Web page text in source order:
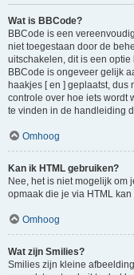
Wat is BBCode?
BBCode is een
niet toegestaan door de
uitschakelen, dit is een
BBCode is ongeveer gelijk
haakjes [ en ] geplaatst, dus
controle over hoe iets wordt
te vinden in de handleiding
Omhoog
Kan ik HTML gebruiken?
Nee, het is niet mogelijk om
opmaak die je via HTML
Omhoog
Wat zijn Smilies?
Smilies zijn kleine